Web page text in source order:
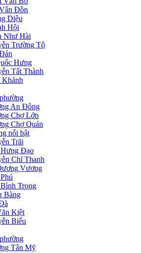
Đồn
Diệu
Hội
Như Hài
Trường Tộ
Hưng
Tất Thành
An Đông
Chợ Lớn
Chợ Quán
nổi bật
Trãi
Hưng Đạo
Chí Thanh
Vương
Trọng
Bàng
Kiệt
Biểu
Tân Mỹ